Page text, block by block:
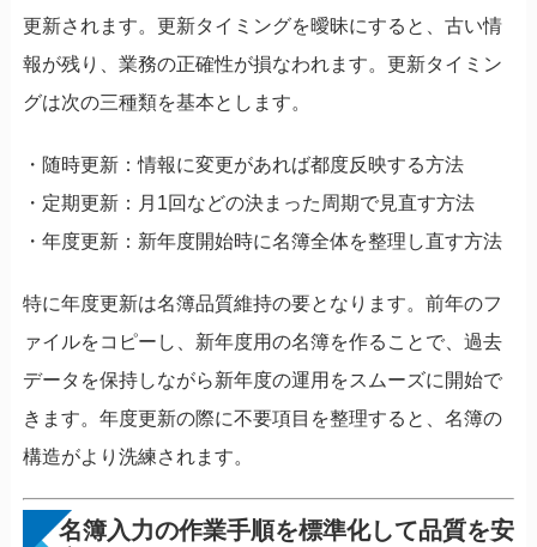
更新されます。更新タイミングを曖昧にすると、古い情
報が残り、業務の正確性が損なわれます。更新タイミン
グは次の三種類を基本とします。
・随時更新：情報に変更があれば都度反映する方法
・定期更新：月1回などの決まった周期で見直す方法
・年度更新：新年度開始時に名簿全体を整理し直す方法
特に年度更新は名簿品質維持の要となります。前年のフ
ァイルをコピーし、新年度用の名簿を作ることで、過去
データを保持しながら新年度の運用をスムーズに開始で
きます。年度更新の際に不要項目を整理すると、名簿の
構造がより洗練されます。
名簿入力の作業手順を標準化して品質を安